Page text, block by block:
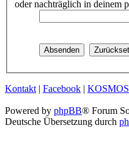
oder nachträglich in deinem
Kontakt | Facebook | KOSMOS
Powered by phpBB® Forum
Deutsche Übersetzung durch